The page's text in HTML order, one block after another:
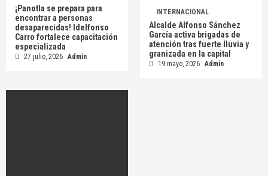
¡Panotla se prepara para
encontrar a personas
desaparecidas! Idelfonso
Carro fortalece capacitación
especializada
27 julio, 2026 Admin
INTERNACIONAL
Alcalde Alfonso Sánchez
García activa brigadas de
atención tras fuerte lluvia y
granizada en la capital
19 mayo, 2026 Admin